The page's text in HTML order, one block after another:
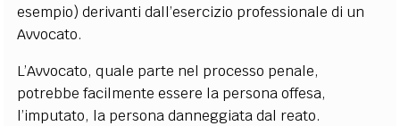
esempio) derivanti dall’esercizio professionale di un
Avvocato.
L’Avvocato, quale parte nel processo penale,
potrebbe facilmente essere la persona offesa,
l’imputato, la persona danneggiata dal reato.